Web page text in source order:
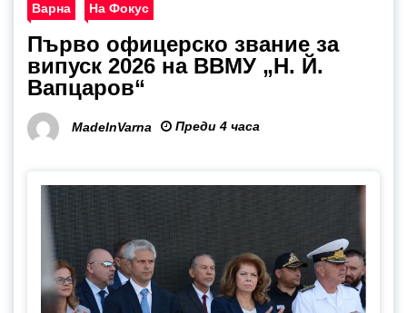
Варна На Фокус
Първо офицерско звание за
випуск 2026 на ВВМУ „Н. Й.
Вапцаров“
MadeInVarna Преди 4 часа